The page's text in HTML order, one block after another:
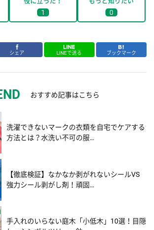
1 0
シェア LINEで送る ブックマーク
おすすめ記事はこちら
洗濯できないマークの衣類を自宅でケアする
方法とは？水洗い不可の服…
【徹底検証】なかなか剥がれないシールVS
強力シール剥がし剤！頑固…
手入れのいらない庭木「小低木」10選！目隠